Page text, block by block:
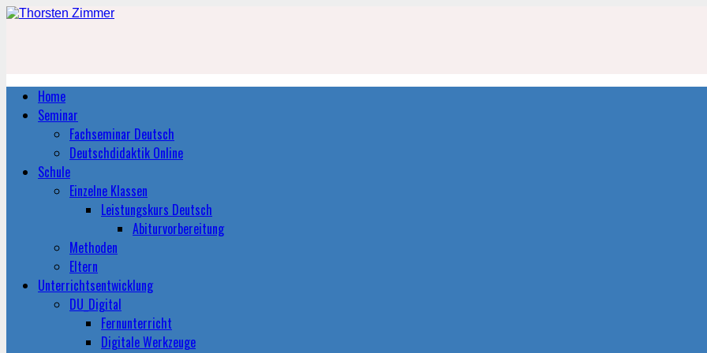
Home
Seminar
Fachseminar Deutsch
Deutschdidaktik Online
Schule
Einzelne Klassen
Leistungskurs Deutsch
Abiturvorbereitung
Methoden
Eltern
Unterrichtsentwicklung
DU_Digital
Fernunterricht
Digitale Werkzeuge